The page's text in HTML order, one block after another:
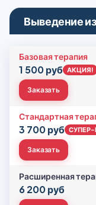
Выведение
Базовая терапия
1 500 руб АКЦИЯ!
Заказать
Стандартная
3 700 руб
Заказать
Расширенная
6 200 руб